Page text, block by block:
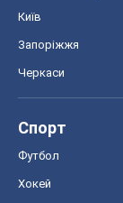
Київ
Запоріжжя
Черкаси
Спорт
Футбол
Хокей